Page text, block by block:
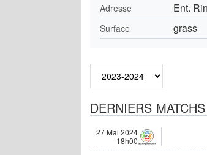
Adresse Ent.
Surface grass
DERNIERS MATCHS
27 Mai 2024
18h00